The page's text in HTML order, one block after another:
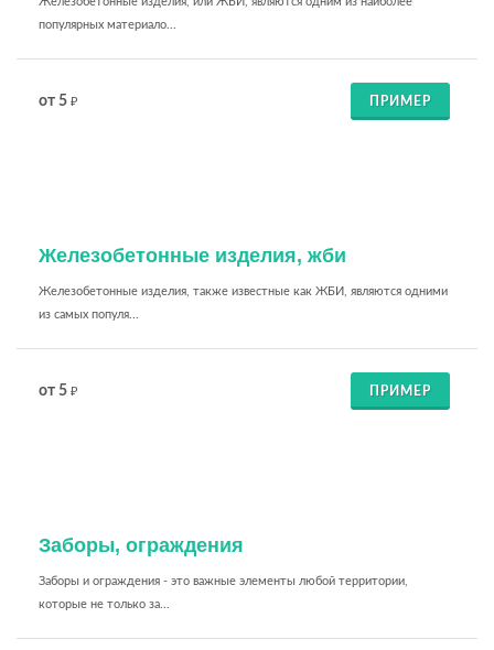
популярных материало...
от 5 ₽ ПРИМЕР
Железобетонные изделия, жби
Железобетонные изделия, также известные как ЖБИ, являются одними
из самых популя...
от 5 ₽ ПРИМЕР
Заборы, ограждения
Заборы и ограждения - это важные элементы любой территории,
которые не только за...